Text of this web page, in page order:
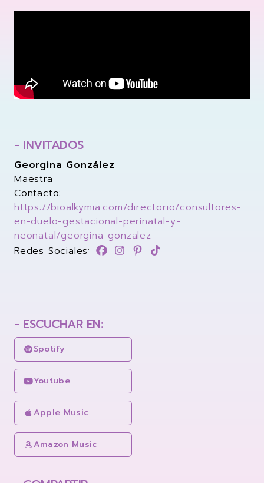
- INVITADOS
Georgina González
Maestra
Contacto:
https://bioalkymia.com/directorio/consultores-
en-duelo-gestacional-perinatal-y-
neonatal/georgina-gonzalez
Redes Sociales: Síguele enfacebook
Síguele eninstagram
Síguele enpinterest
Síguele entiktok
- ESCUCHAR EN:
Spotify
Youtube
Apple Music
Amazon Music